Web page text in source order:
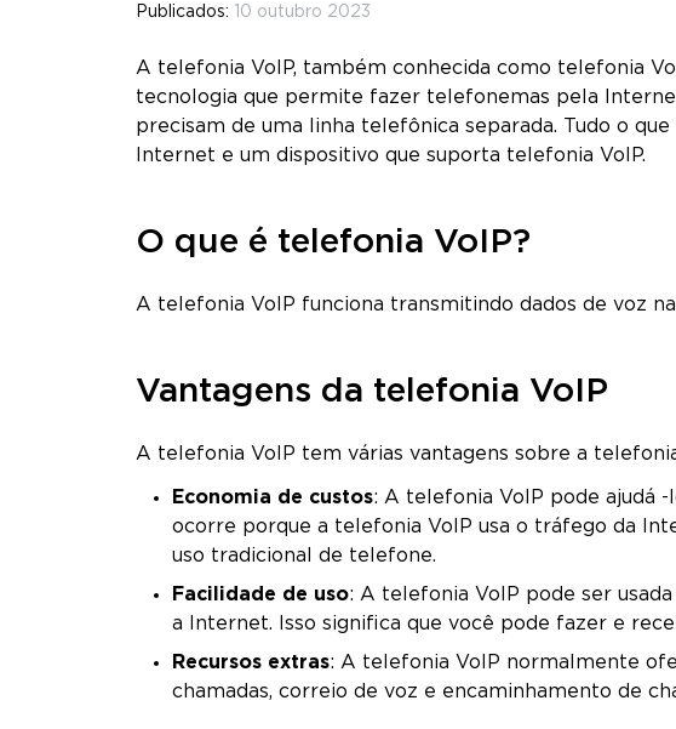
Publicados: 10 outubro 2023
A telefonia VoIP, também conhecida como telefonia
tecnologia que permite fazer telefonemas pela
precisam de uma linha telefônica separada. Tudo o
Internet e um dispositivo que suporta telefonia VoIP.
O que é telefonia VoIP?
A telefonia VoIP funciona transmitindo dados de voz
Vantagens da telefonia VoIP
A telefonia VoIP tem várias vantagens sobre a
Economia de custos: A telefonia VoIP pode ajudá
ocorre porque a telefonia VoIP usa o tráfego da
uso tradicional de telefone.
Facilidade de uso: A telefonia VoIP pode ser
a Internet. Isso significa que você pode fazer e
Recursos extras: A telefonia VoIP normalmente
chamadas, correio de voz e encaminhamento de